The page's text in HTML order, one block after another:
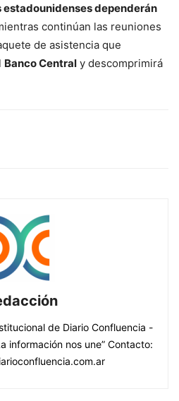
dependerán
continúan las reuniones
de asistencia que
Banco Central y descomprimirá
de Diario Confluencia -
información nos une” Contacto: